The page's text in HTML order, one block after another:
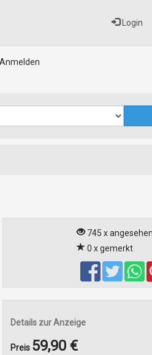
Login
Anmelden
745 x angesehen
0 x gemerkt
Details zur Anzeige
Preis 59,90 €